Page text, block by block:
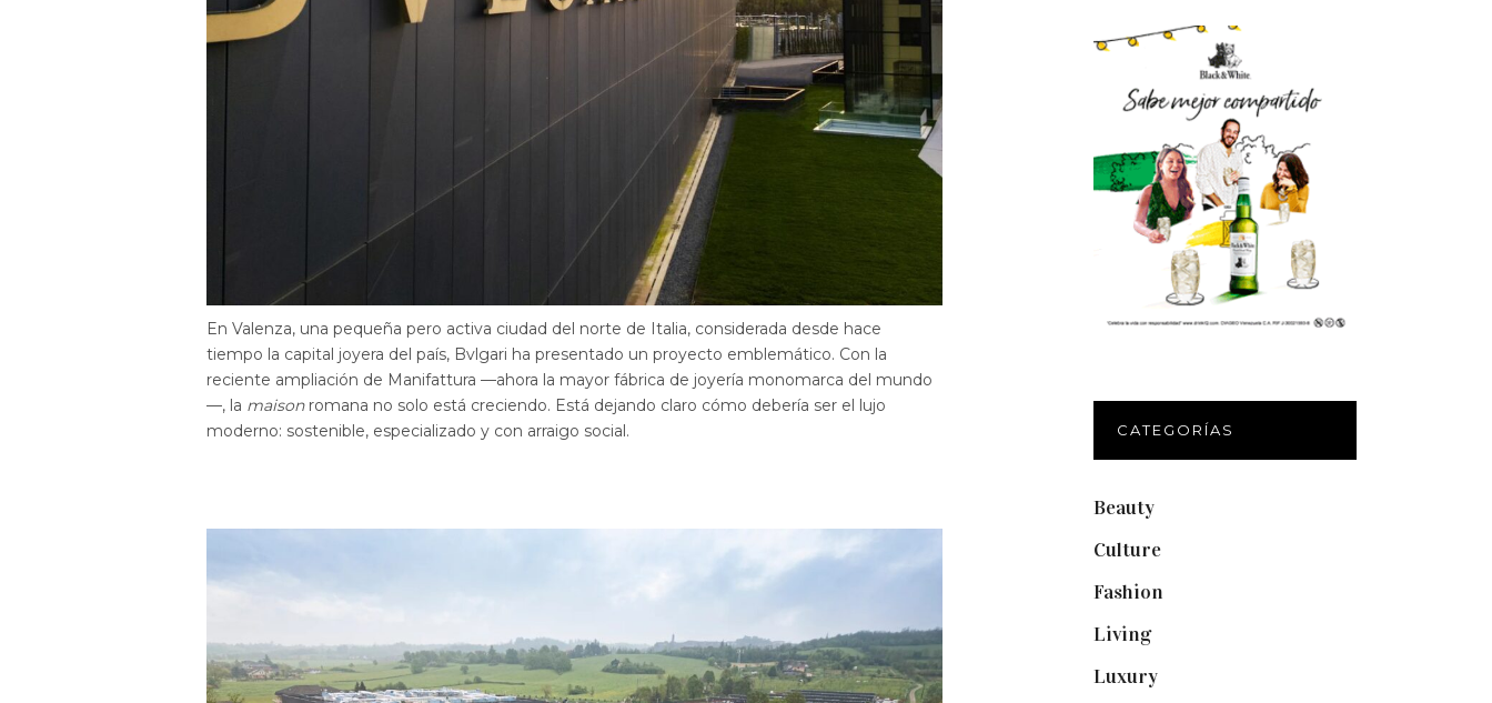
En Valenza, una pequeña pero activa ciudad del norte de Italia, considerada desde hace
tiempo la capital joyera del país, Bvlgari ha presentado un proyecto emblemático. Con la
reciente ampliación de Manifattura —ahora la mayor fábrica de joyería monomarca del mundo
—, la maisonromana no solo está creciendo. Está dejando claro cómo debería ser el lujo
moderno: sostenible, especializado y con arraigo social.
CATEGORÍAS
Beauty(250)
Culture(132)
Fashion
Living(337)
Luxury(664)